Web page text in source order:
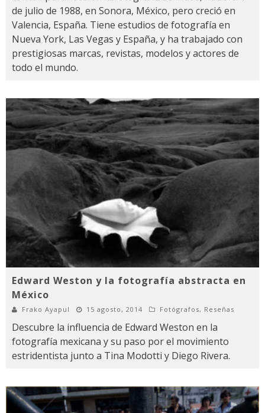
de julio de 1988, en Sonora, México, pero creció en
Valencia, España. Tiene estudios de fotografía en
Nueva York, Las Vegas y España, y ha trabajado con
prestigiosas marcas, revistas, modelos y actores de
todo el mundo.
Edward Weston y la fotografía abstracta en
México
Frako Ayapul 15 agosto, 2014 Fotógrafos, Reseñas
Descubre la influencia de Edward Weston en la
fotografía mexicana y su paso por el movimiento
estridentista junto a Tina Modotti y Diego Rivera.